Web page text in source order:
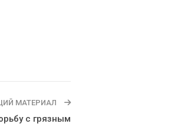
МАТЕРИАЛ
с грязным